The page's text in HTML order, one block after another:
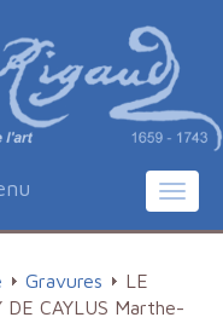
Gravures
LE
DE CAYLUS Marthe-